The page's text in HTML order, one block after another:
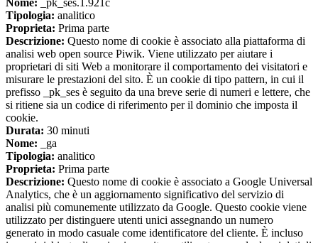
Nome: _pk_ses.1.921c
Tipologia: analitico
Proprieta: Prima parte
Descrizione: Questo nome di cookie è associato alla piattaforma di
analisi web open source Piwik. Viene utilizzato per aiutare i
proprietari di siti Web a monitorare il comportamento dei visitatori e
misurare le prestazioni del sito. È un cookie di tipo pattern, in cui il
prefisso _pk_ses è seguito da una breve serie di numeri e lettere, che
si ritiene sia un codice di riferimento per il dominio che imposta il
cookie.
Durata: 30 minuti
Nome: _ga
Tipologia: analitico
Proprieta: Prima parte
Descrizione: Questo nome di cookie è associato a Google Universal
Analytics, che è un aggiornamento significativo del servizio di
analisi più comunemente utilizzato da Google. Questo cookie viene
utilizzato per distinguere utenti unici assegnando un numero
generato in modo casuale come identificatore del cliente. È incluso